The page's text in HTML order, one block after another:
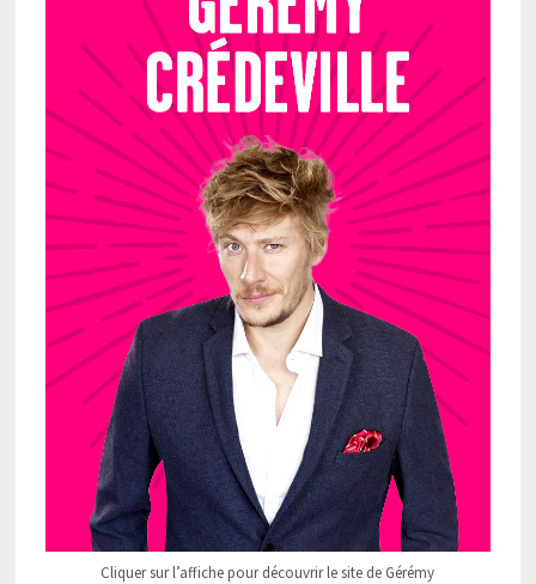
Cliquer sur l’affiche pour découvrir le site de Gérémy